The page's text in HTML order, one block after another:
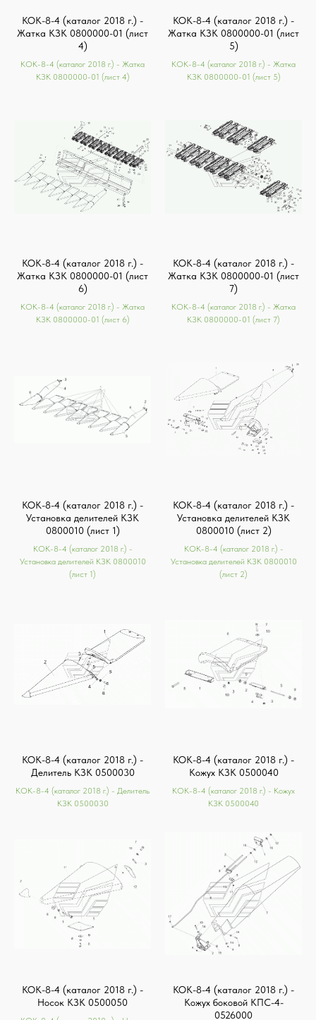
КОК-8-4 (каталог 2018 г.) -
Жатка КЗК 0800000-01 (лист
4)
КОК-8-4 (каталог 2018 г.) - Жатка
КЗК 0800000-01 (лист 4)
КОК-8-4 (каталог 2018 г.) -
Жатка КЗК 0800000-01 (лист
5)
КОК-8-4 (каталог 2018 г.) - Жатка
КЗК 0800000-01 (лист 5)
КОК-8-4 (каталог 2018 г.) -
Жатка КЗК 0800000-01 (лист
6)
КОК-8-4 (каталог 2018 г.) - Жатка
КЗК 0800000-01 (лист 6)
КОК-8-4 (каталог 2018 г.) -
Жатка КЗК 0800000-01 (лист
7)
КОК-8-4 (каталог 2018 г.) - Жатка
КЗК 0800000-01 (лист 7)
КОК-8-4 (каталог 2018 г.) -
Установка делителей КЗК
0800010 (лист 1)
КОК-8-4 (каталог 2018 г.) -
Установка делителей КЗК 0800010
(лист 1)
КОК-8-4 (каталог 2018 г.) -
Установка делителей КЗК
0800010 (лист 2)
КОК-8-4 (каталог 2018 г.) -
Установка делителей КЗК 0800010
(лист 2)
КОК-8-4 (каталог 2018 г.) -
Делитель КЗК 0500030
КОК-8-4 (каталог 2018 г.) - Делитель
КЗК 0500030
КОК-8-4 (каталог 2018 г.) -
Кожух КЗК 0500040
КОК-8-4 (каталог 2018 г.) - Кожух
КЗК 0500040
КОК-8-4 (каталог 2018 г.) -
Носок КЗК 0500050
КОК-8-4 (каталог 2018 г.) -
Кожух боковой КПС-4-
0526000